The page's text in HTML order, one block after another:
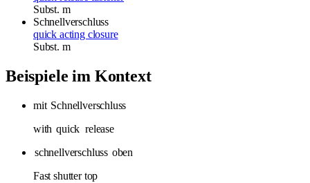
Subst. m
Schnellverschluss
quick acting closure
Subst. m
Beispiele im Kontext
mit Schnellverschluss
with quick release
schnellverschluss oben
Fast shutter top